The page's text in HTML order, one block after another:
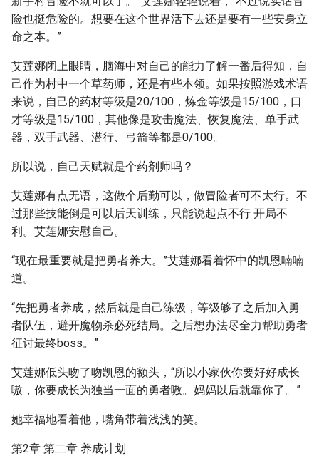
险也挺危险的。想要在这个世界活下去还是要有一些安身立
命之本。”
艾莲娜闭上眼睛，脑海中对自己的能力了解一番后得知，自
己作为村中一个草药师，还是有些本领。如果按照游戏术语
来说，自己的药材等级是20/100，炼金等级是15/100，口
才等级是15/100，其他像是攻击魔法、恢复魔法、单手武
器，双手武器、潜行、弓箭等都是0/100。
所以说，自己天赋就是个药剂师吗？
艾莲娜有点无语，这做个后勤可以，做冒险者可不太行。不
过那些技能倒是可以后天训练，只能说起点不行 开局不
利。艾莲娜安慰自己。
“现在最重要就是把勇者养大。”艾莲娜看着怀中的凯恩喃喃
道。
“先把勇者养成，然后就是自己练级，等级够了之后加入勇
者队伍，避开魔物杀必死结局。之后想办法尽全力帮助勇者
征讨最终boss。”
艾莲娜低头吻了吻凯恩的额头，“所以小家伙你要好好成长
嗷，你要成长为独当一面的勇者嗷。妈妈以后就靠你了。”
她幸福地看着他，嘴角带着浅浅的笑。
第2章 第二章 养成计划